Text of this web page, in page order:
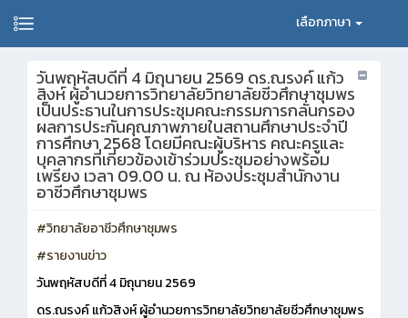
เลือกภาษา
วันพฤหัสบดีที่ 4 มิถุนายน 2569 ดร.ณรงค์ แก้ว
สิงห์ ผู้อำนวยการวิทยาลัยวิทยาลัยชีวศึกษาชุมพร
เป็นประธานในการประชุมคณะกรรมการกลั่นกรอง
ผลการประกันคุณภาพภายในสถานศึกษาประจำปี
การศึกษา 2568 โดยมีคณะผู้บริหาร คณะครูและ
บุคลากรที่เกี่ยวข้องเข้าร่วมประชุมอย่างพร้อม
เพรียง เวลา 09.00 น. ณ ห้องประชุมสำนักงาน
อาชีวศึกษาชุมพร
#วิทยาลัยอาชีวศึกษาชุมพร
#รายงานข่าว
วันพฤหัสบดีที่ 4 มิถุนายน 2569
ดร.ณรงค์ แก้วสิงห์ ผู้อำนวยการวิทยาลัยวิทยาลัยชีวศึกษาชุมพร